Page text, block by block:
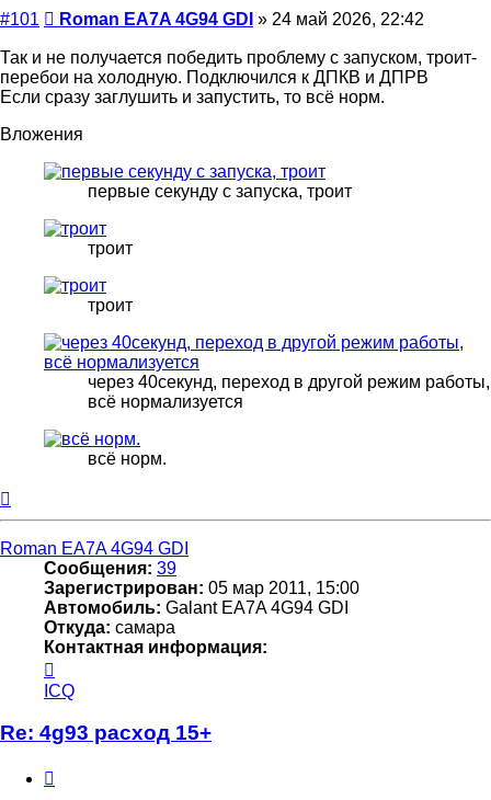
#101 Сообщение
Roman EA7A 4G94 GDI » 24 май 2026, 22:42
Так и не получается победить проблему с запуском, троит-
перебои на холодную. Подключился к ДПКВ и ДПРВ
Если сразу заглушить и запустить, то всё норм.
Вложения
первые секунду с запуска, троит
троит
троит
через 40секунд, переход в другой режим работы,
всё нормализуется
всё норм.
Roman EA7A 4G94 GDI
Сообщения: 39
Зарегистрирован: 05 мар 2011, 15:00
Автомобиль: Galant EA7A 4G94 GDI
Откуда: самара
Контактная информация:
информация
пользователя
Roman
EA7A
GDI
ICQ
Re: 4g93 расход 15+